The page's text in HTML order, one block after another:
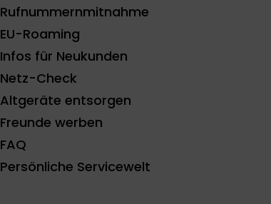
Rufnummernmitnahme
EU-Roaming
Infos für Neukunden
Netz-Check
Altgeräte entsorgen
Freunde werben
FAQ
Persönliche Servicewelt